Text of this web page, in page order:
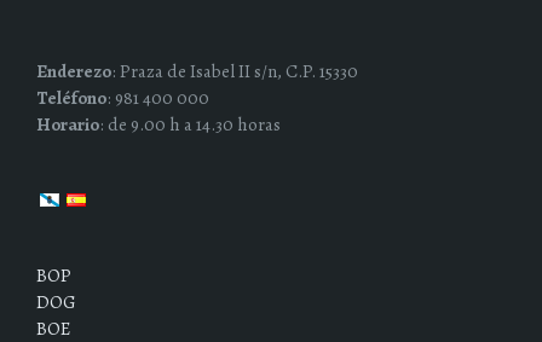
Enderezo: Praza de Isabel II s/n, C.P. 15330
Teléfono: 981 400 000
Horario: de 9.00 h a 14.30 horas
BOP
DOG
BOE